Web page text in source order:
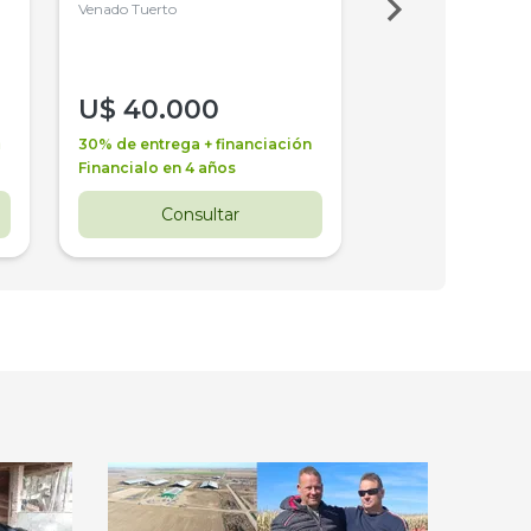
4WD, PATON
Venado Tuerto
U$ 40.000
30% de entrega + financiación
Financialo en 4 años
Consultar
Venado Tuerto